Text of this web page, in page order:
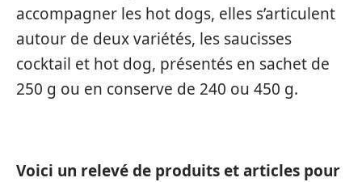
accompagner les hot dogs, elles s’articulent
autour de deux variétés, les saucisses
cocktail et hot dog, présentés en sachet de
250 g ou en conserve de 240 ou 450 g.
Voici un relevé de produits et articles pour